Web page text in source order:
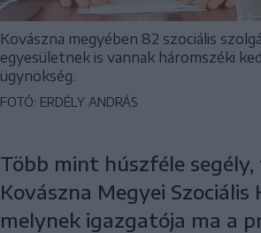
Kovászna megyében 82 szociális
egyesületnek is vannak háromszéki
ügynökség.
FOTÓ: ERDÉLY ANDRÁS
Több mint húszféle
Kovászna Megyei
melynek igazgatója ma a